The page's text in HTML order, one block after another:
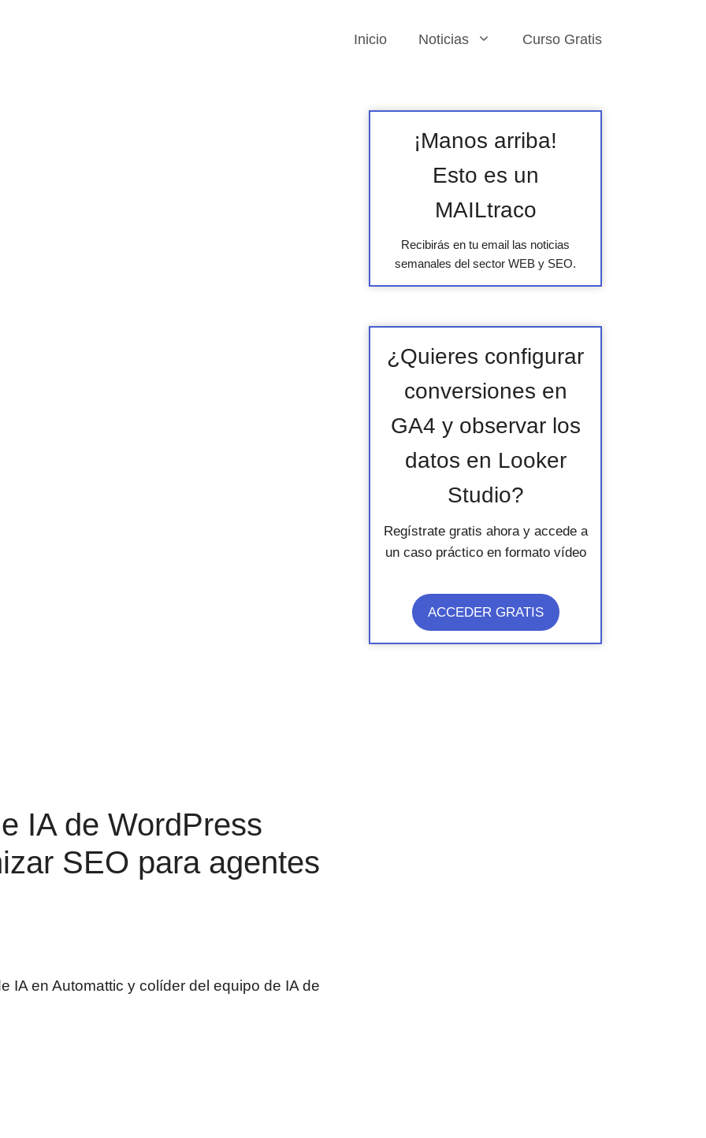
Inicio Noticias Curso Gratis
IA de WordPress
SEO para agentes
IA en Automattic y colíder del equipo de IA de
¡Manos arriba!
Esto es un
MAILtraco
Recibirás en tu email las noticias
semanales del sector WEB y SEO.
¿Quieres configurar
conversiones en
GA4 y observar los
datos en Looker
Studio?
Regístrate gratis ahora y accede a
un caso práctico en formato vídeo
ACCEDER GRATIS